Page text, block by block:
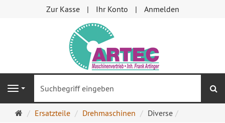
Zur Kasse Ihr Konto Anmelden
Navigation
Startseite
Ersatzteile Drehmaschinen Diverse